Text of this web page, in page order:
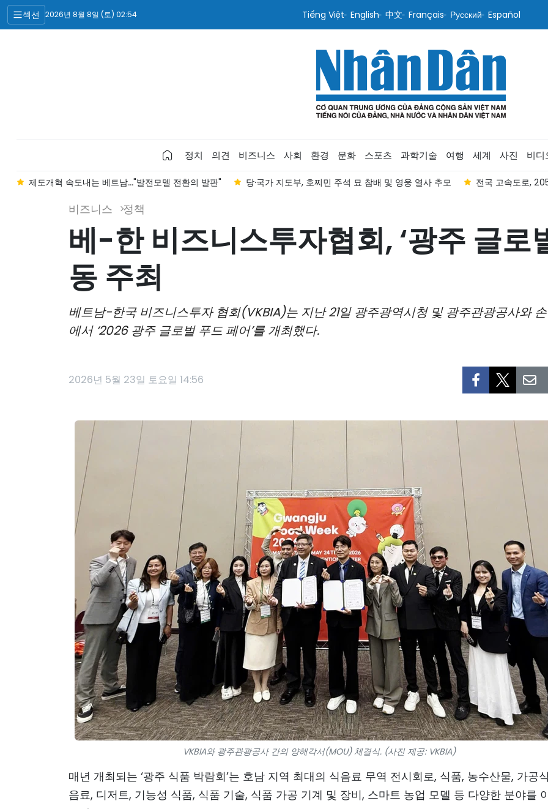
섹션 2026년 8월 8일 (토) 02:54 Tiếng Việt English 中文 Français Русский Español
정치 의견 비즈니스 사회 환경 문화 스포츠 과학기술 여행 세계 사진 비디
제도개혁 속도내는 베트남..."발전모델 전환의 발판" 당·국가 지도부, 호찌민 주석 묘 참배 및 영웅 열사 추모 전국 고속도로,
비즈니스 정책
베-한 비즈니스투자협회, ‘광주 글로
동 주최
베트남-한국 비즈니스투자 협회(VKBIA)는 지난 21일 광주광역시청 및 광주관광공사와
에서 ‘2026 광주 글로벌 푸드 페어’를 개최했다.
2026년 5월 23일 토요일 14:56
VKBIA와 광주관광공사 간의 양해각서(MOU) 체결식. (사진 제공: VKBIA)
매년 개최되는 ‘광주 식품 박람회’는 호남 지역 최대의 식음료 무역 전시회로, 식품, 농수산물, 가공
음료, 디저트, 기능성 식품, 식품 기술, 식품 가공 기계 및 장비, 스마트 농업 모델 등 다양한 분야를